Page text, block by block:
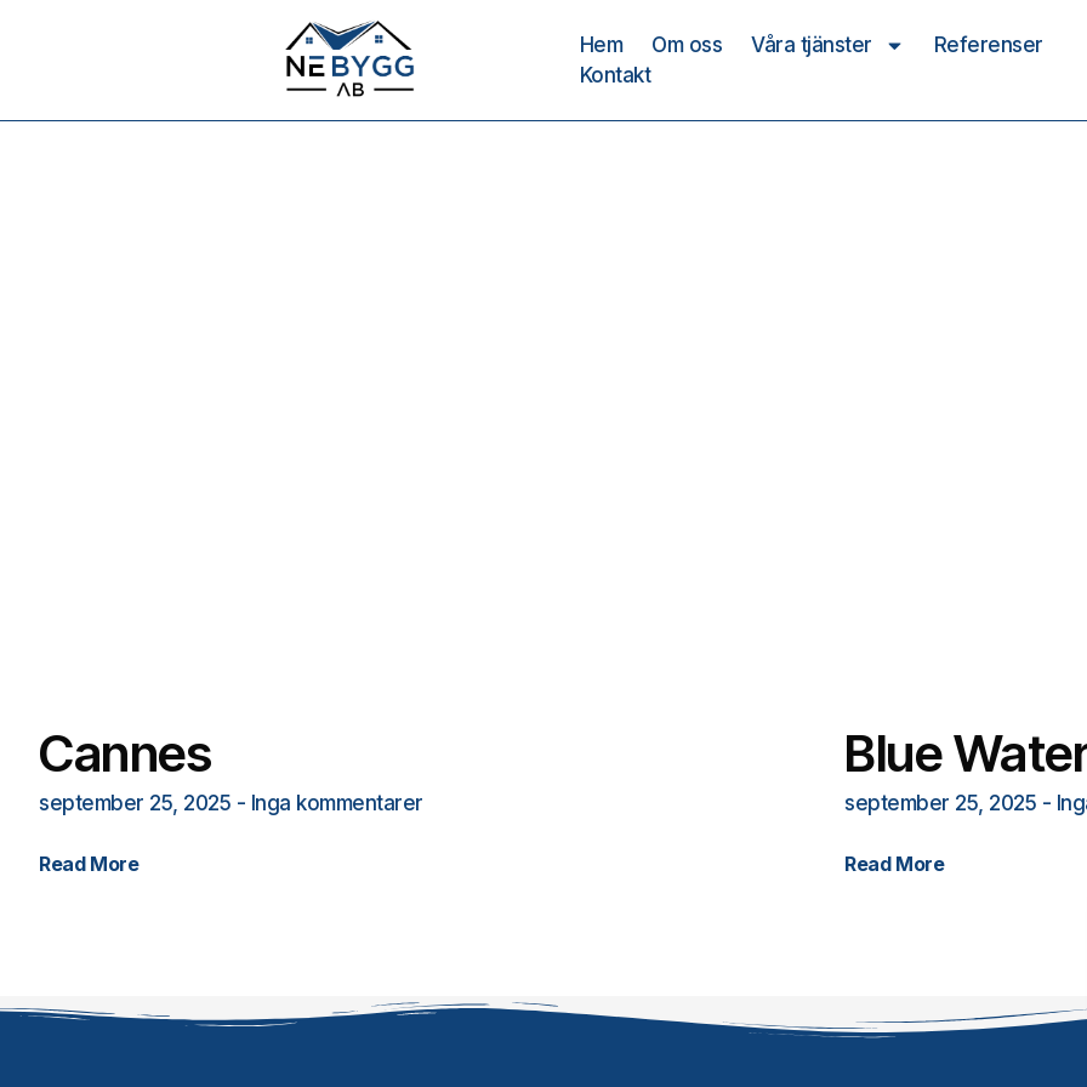
Hem Om oss Våra tjänster
Referenser
Kontakt
Cannes
september 25, 2025 Inga kommentarer
Read More
Blue
september 25, 2025
Read More